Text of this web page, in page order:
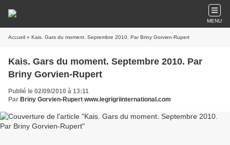
MENU
Accueil » Kais. Gars du moment. Septembre 2010. Par Briny Gorvien-Rupert
Kais. Gars du moment. Septembre 2010. Par
Briny Gorvien-Rupert
Publié le 02/09/2010 à 13:11
Par Briny Gorvien-Rupert www.legrigriinternational.com